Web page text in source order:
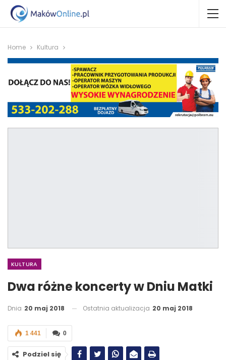
Home Kultura
KULTURA
Dwa różne koncerty w Dniu Matki
Dnia 20 maj 2018 Ostatnia aktualizacja 20 maj 2018
0
1 441
Podziel się